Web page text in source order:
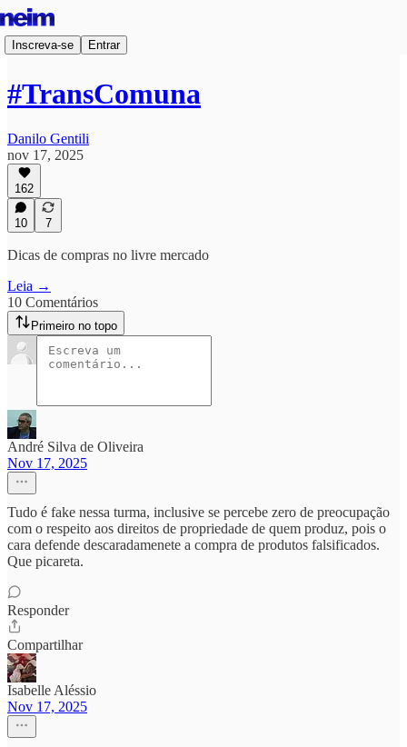
Inscreva-se Entrar
#TransComuna
Danilo Gentili
nov 17, 2025
162
10 7
Dicas de compras no livre mercado
Leia →
10 Comentários
Primeiro no topo
André Silva de Oliveira
Nov 17, 2025
Tudo é fake nessa turma, inclusive se percebe zero de preocupação
com o respeito aos direitos de propriedade de quem produz, pois o
cara defende descaradamenete a compra de produtos falsificados.
Que picareta.
Responder
Compartilhar
Isabelle Aléssio
Nov 17, 2025